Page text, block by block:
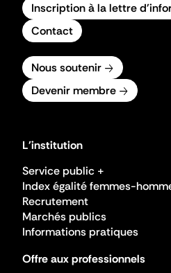
Inscription à la lettre
Contact
Nous soutenir
Devenir membre
L'institution
Service public +
Index égalité femmes-
Recrutement
Marchés publics
Informations pratiques
Offre aux professionnels